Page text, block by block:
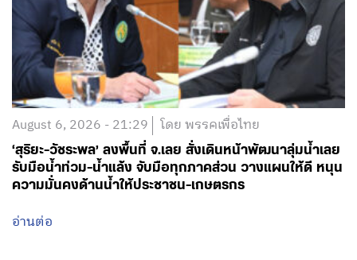
August 6, 2026 - 21:29 โดย พรรคเพื่อไทย
‘สุริยะ-วัชระพล’ ลงพื้นที่ จ.เลย สั่งเดินหน้าพัฒนาลุ่มน้ำเลย
รับมือน้ำท่วม-น้ำแล้ง จับมือทุกภาคส่วน วางแผนให้ดี หนุน
ความมั่นคงด้านน้ำให้ประชาชน-เกษตรกร
อ่านต่อ